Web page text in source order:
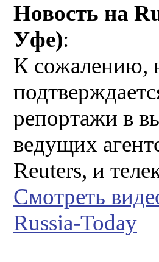
Новость на
Уфе):
К сожалению,
репортажи в
ведущих
Reuters, и
Смотреть
Russia-Today